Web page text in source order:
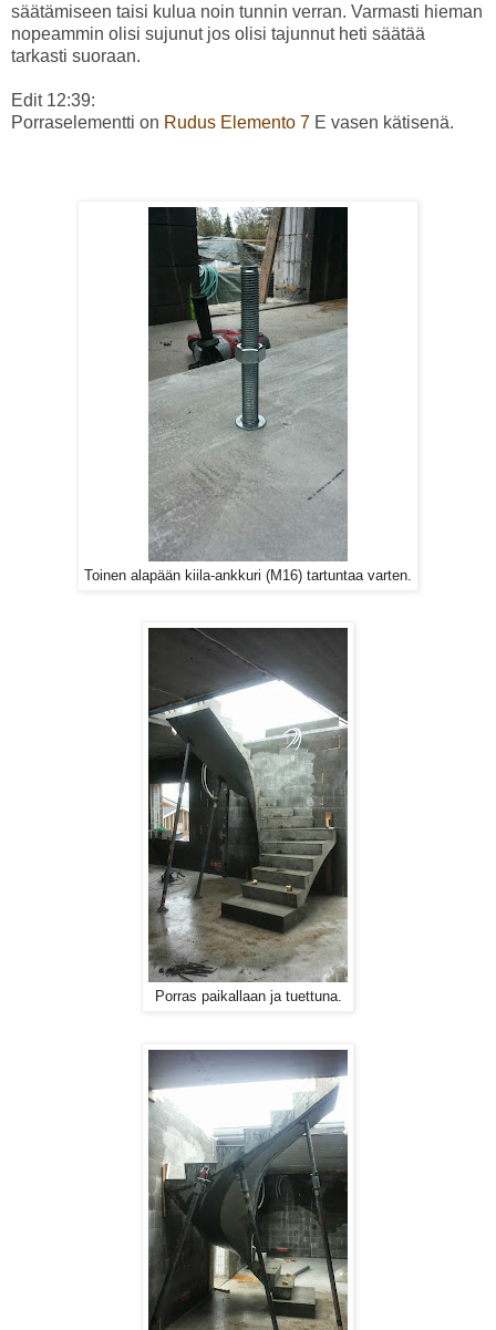
säätämiseen taisi kulua noin tunnin verran. Varmasti hieman
nopeammin olisi sujunut jos olisi tajunnut heti säätää
tarkasti suoraan.
Edit 12:39:
Porraselementti on Rudus Elemento 7 E vasen kätisenä.
Toinen alapään kiila-ankkuri (M16) tartuntaa varten.
Porras paikallaan ja tuettuna.